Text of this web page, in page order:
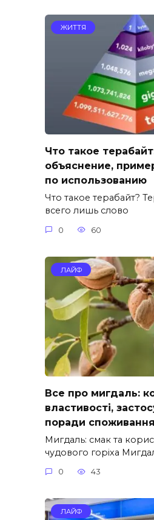
ЖИТТЯ
Что такое
объяснение,
по использованию
Что такое терабайт?
всего лишь слово
0 60
ЛАЙФ
Все про мигдаль:
властивості,
поради споживання
Мигдаль: смак та
чудового горіха
0 43
ЛАЙФ